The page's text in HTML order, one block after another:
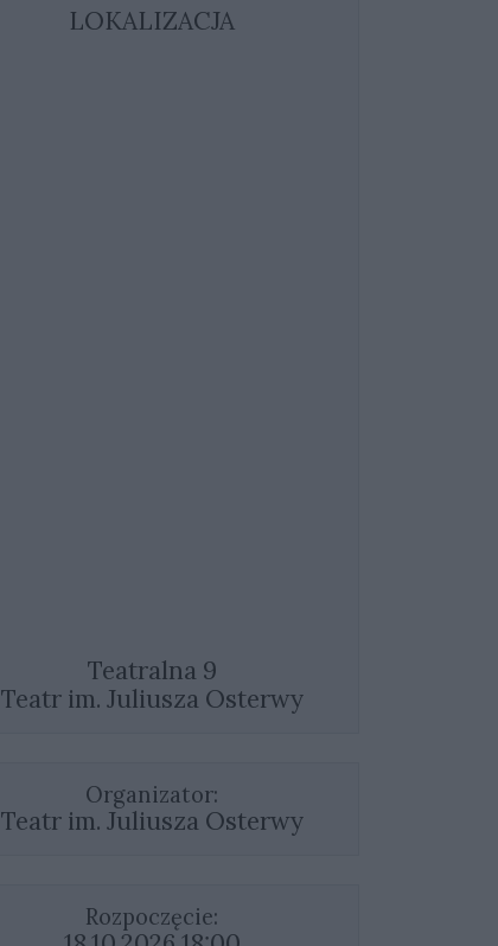
LOKALIZACJA
Teatralna 9
Teatr im. Juliusza Osterwy
Organizator:
Teatr im. Juliusza Osterwy
Rozpoczęcie: